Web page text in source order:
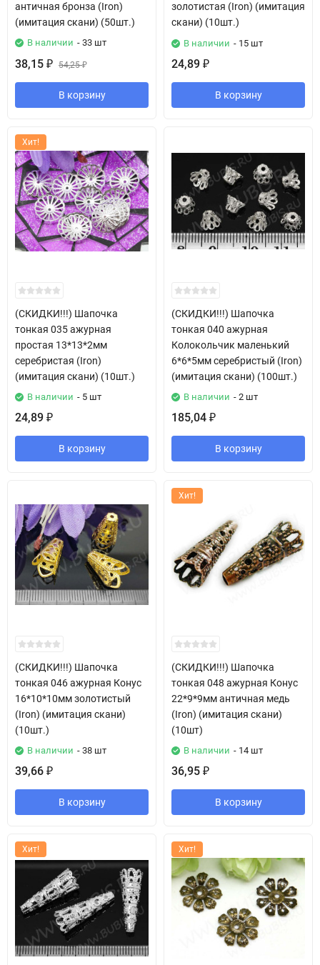
античная бронза (Iron)
(имитация скани) (50шт.)
В наличии - 33 шт
38,15 ₽ 54,25₽
В корзину
золотистая (Iron) (имитация
скани) (10шт.)
В наличии - 15 шт
24,89 ₽
В корзину
Хит!
(СКИДКИ!!!) Шапочка
тонкая 035 ажурная
простая 13*13*2мм
серебристая (Iron)
(имитация скани) (10шт.)
В наличии - 5 шт
24,89 ₽
В корзину
(СКИДКИ!!!) Шапочка
тонкая 040 ажурная
Колокольчик маленький
6*6*5мм серебристый (Iron)
(имитация скани) (100шт.)
В наличии - 2 шт
185,04 ₽
В корзину
(СКИДКИ!!!) Шапочка
тонкая 046 ажурная Конус
16*10*10мм золотистый
(Iron) (имитация скани)
(10шт.)
В наличии - 38 шт
39,66 ₽
В корзину
Хит!
(СКИДКИ!!!) Шапочка
тонкая 048 ажурная Конус
22*9*9мм античная медь
(Iron) (имитация скани)
(10шт)
В наличии - 14 шт
36,95 ₽
В корзину
Хит! Хит!